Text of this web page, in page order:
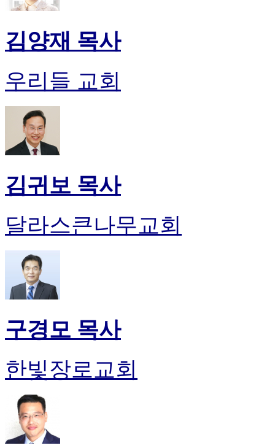
김양재 목사
우리들 교회
김귀보 목사
달라스큰나무교회
구경모 목사
한빛장로교회